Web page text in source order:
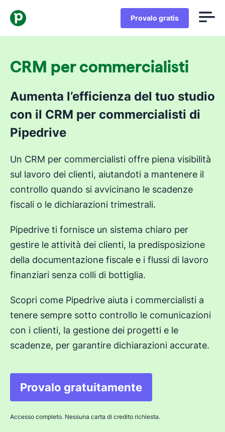
Provalo gratis
CRM per commercialisti
Aumenta l’efficienza del tuo studio
con il CRM per commercialisti di
Pipedrive
Un CRM per commercialisti offre piena visibilità
sul lavoro dei clienti, aiutandoti a mantenere il
controllo quando si avvicinano le scadenze
fiscali o le dichiarazioni trimestrali.
Pipedrive ti fornisce un sistema chiaro per
gestire le attività dei clienti, la predisposizione
della documentazione fiscale e i flussi di lavoro
finanziari senza colli di bottiglia.
Scopri come Pipedrive aiuta i commercialisti a
tenere sempre sotto controllo le comunicazioni
con i clienti, la gestione dei progetti e le
scadenze, per garantire dichiarazioni accurate.
Provalo gratuitamente
Si apre in una nuova
Accesso completo. Nessuna carta di credito richiesta.